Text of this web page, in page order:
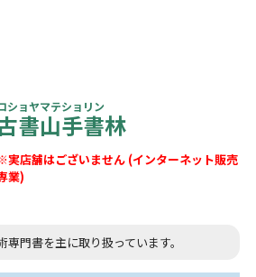
ショヤマテショリン
書山手書林
実店舗はございません (インターネット販売
業)
専門書を主に取り扱っています。